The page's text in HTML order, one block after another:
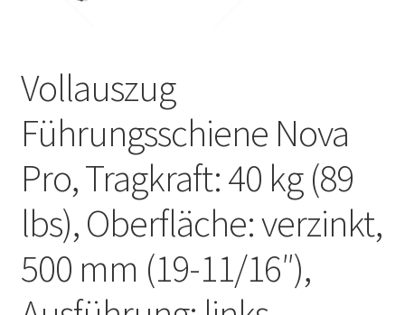
Vollauszug
Führungsschiene Nova
Pro, Tragkraft: 40 kg (89
lbs), Oberfläche: verzinkt,
500 mm (19-11/16″),